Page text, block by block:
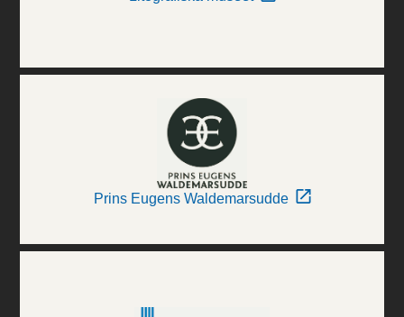
Prins Eugens Waldemarsudde